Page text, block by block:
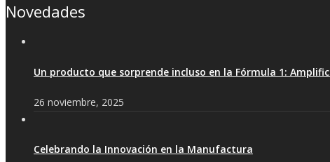
Novedades
Un producto que sorprende incluso en la Fórmula 1:
26 noviembre, 2025
Celebrando la Innovación en la Manufactura